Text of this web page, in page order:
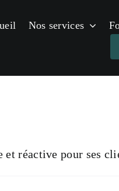
Nos services
et réactive pour ses